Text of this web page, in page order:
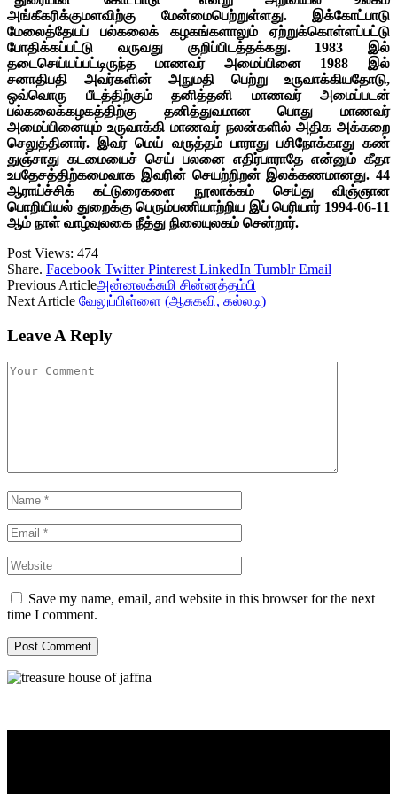
அங்கீகரிக்குமளவிற்கு மேன்மைபெற்றுள்ளது. இக்கோட்பாடு
மேலைத்தேயப் பல்கலைக் கழகங்களாலும் ஏற்றுக்கொள்ளப்பட்டு
போதிக்கப்பட்டு வருவது குறிப்பிடத்தக்கது. 1983 இல்
தடைசெய்யப்பட்டிருந்த மாணவர் அமைப்பினை 1988 இல்
சனாதிபதி அவர்களின் அநுமதி பெற்று உருவாக்கியதோடு,
ஒவ்வொரு பீடத்திற்கும் தனித்தனி மாணவர் அமைப்படன்
பல்கலைக்கழகத்திற்கு தனித்துவமான பொது மாணவர்
அமைப்பினையும் உருவாக்கி மாணவர் நலன்களில் அதிக அக்கறை
செலுத்தினார். இவர் மெய் வருத்தம் பாராது பசிநோக்காது கண்
துஞ்சாது கடமையைச் செய் பலனை எதிர்பாராதே என்னும் கீதா
உபதேசத்திற்கமைவாக இவரின் செயற்றிறன் இலக்கணமானது. 44
ஆராய்ச்சிக் கட்டுரைகளை நூலாக்கம் செய்து விஞ்ஞான
பொறியியல் துறைக்கு பெரும்பணியாற்றிய இப் பெரியார் 1994-06-11
ஆம் நாள் வாழ்வுலகை நீத்து நிலையுலகம் சென்றார்.
Post Views: 474
Share. Facebook Twitter Pinterest LinkedIn Tumblr Email
Previous Articleஅன்னலக்சுமி சின்னத்தம்பி
Next Article வேலுப்பிள்ளை (ஆசுகவி, கல்லடி)
Leave A Reply
Save my name, email, and website in this browser for the next
time I comment.